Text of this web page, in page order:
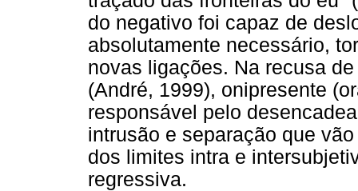
do negativo foi capaz de
absolutamente necessário,
novas ligações. Na recusa
(André, 1999), onipresente
responsável pelo
intrusão e separação que
dos limites intra e
regressiva.